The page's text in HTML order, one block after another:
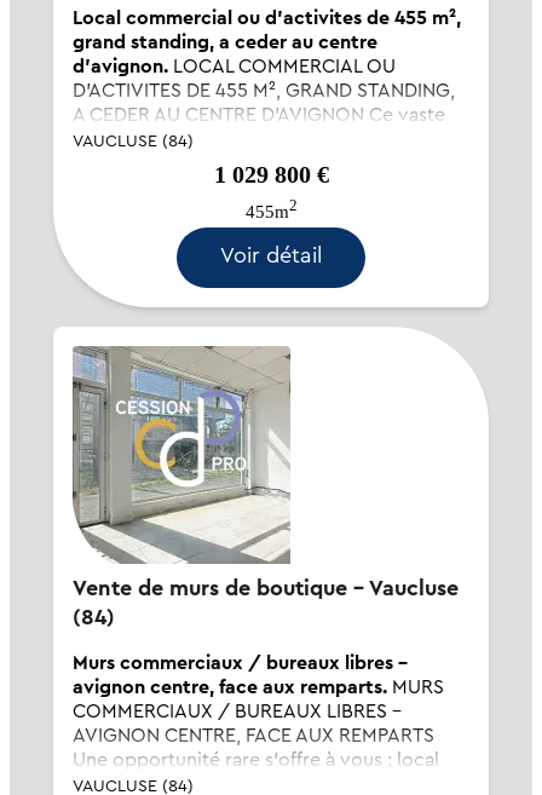
Local commercial ou d'activites de 455 m²,
grand standing, a ceder au centre
d'avignon.LOCAL COMMERCIAL OU
D'ACTIVITES DE 455 M², GRAND STANDING,
A CEDER AU CENTRE D'AVIGNON Ce vaste
local haut de gamme, situé en RdC d'un
ensemble immobilier abritant d'autres
activités de grande qualité, bénéficie d'une
longueur de vitrine exceptionnel...
VAUCLUSE (84)
1 029 800 €
455m2
Voir détail
Vente de murs de boutique - Vaucluse
(84)
Murs commerciaux / bureaux libres –
avignon centre, face aux remparts.MURS
COMMERCIAUX / BUREAUX LIBRES –
AVIGNON CENTRE, FACE AUX REMPARTS
Une opportunité rare s’offre à vous : local
commercial de 39 m² en rez-de-chaussée,
VAUCLUSE (84)